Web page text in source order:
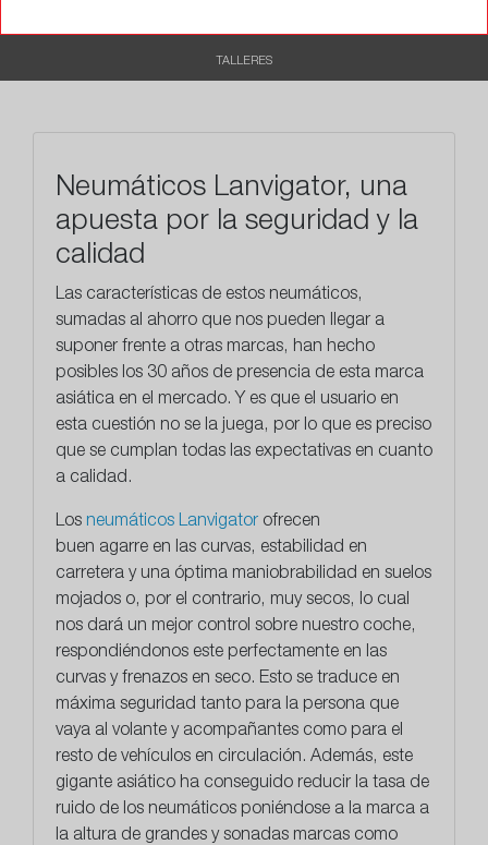
TALLERES
Neumáticos Lanvigator, una
apuesta por la seguridad y la
calidad
Las características de estos neumáticos,
sumadas al ahorro que nos pueden llegar a
suponer frente a otras marcas, han hecho
posibles los 30 años de presencia de esta marca
asiática en el mercado. Y es que el usuario en
esta cuestión no se la juega, por lo que es preciso
que se cumplan todas las expectativas en cuanto
a calidad.
​Los neumáticos Lanvigator ofrecen
buen agarre en las curvas, estabilidad en
carretera y una óptima maniobrabilidad en suelos
mojados o, por el contrario, muy secos, lo cual
nos dará un mejor control sobre nuestro coche,
respondiéndonos este perfectamente en las
curvas y frenazos en seco. Esto se traduce en
máxima seguridad tanto para la persona que
vaya al volante y acompañantes como para el
resto de vehículos en circulación. Además, este
gigante asiático ha conseguido reducir la tasa de
ruido de los neumáticos poniéndose a la marca a
la altura de grandes y sonadas marcas como